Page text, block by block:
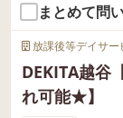
まとめて問
放課後等デイサー
DEKITA越谷
れ可能★】